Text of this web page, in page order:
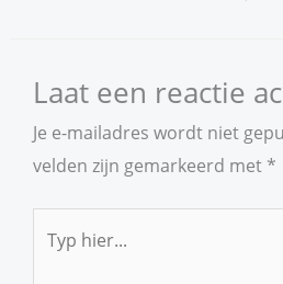
Laat een reactie
Je e-mailadres wordt niet
velden zijn gemarkeerd met *
hier...